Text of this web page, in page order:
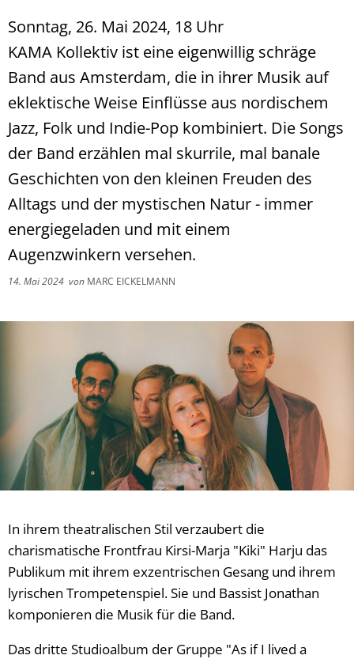
Sonntag, 26. Mai 2024, 18 Uhr
KAMA Kollektiv ist eine eigenwillig schräge
Band aus Amsterdam, die in ihrer Musik auf
eklektische Weise Einflüsse aus nordischem
Jazz, Folk und Indie-Pop kombiniert. Die Songs
der Band erzählen mal skurrile, mal banale
Geschichten von den kleinen Freuden des
Alltags und der mystischen Natur - immer
energiegeladen und mit einem
Augenzwinkern versehen.
14. Mai 2024 von MARC EICKELMANN
In ihrem theatralischen Stil verzaubert die
charismatische Frontfrau Kirsi-Marja "Kiki" Harju das
Publikum mit ihrem exzentrischen Gesang und ihrem
lyrischen Trompetenspiel. Sie und Bassist Jonathan
komponieren die Musik für die Band.
Das dritte Studioalbum der Gruppe "As if I lived a